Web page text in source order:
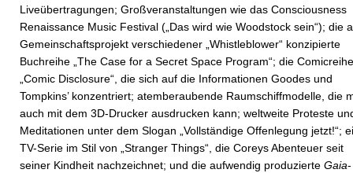
Liveübertragungen; Großveranstaltungen wie das Consciousness
Renaissance Music Festival („Das wird wie Woodstock sein“); die
Gemeinschaftsprojekt verschiedener „Whistleblower“ konzipierte
Buchreihe „The Case for a Secret Space Program“; die Comicreihe
„Comic Disclosure“, die sich auf die Informationen Goodes und
Tompkins’ konzentriert; atemberaubende Raumschiffmodelle, die
auch mit dem 3D-Drucker ausdrucken kann; weltweite Proteste
Meditationen unter dem Slogan „Vollständige Offenlegung jetzt!“;
TV-Serie im Stil von „Stranger Things“, die Coreys Abenteuer seit
seiner Kindheit nachzeichnet; und die aufwendig produzierte Gaia-